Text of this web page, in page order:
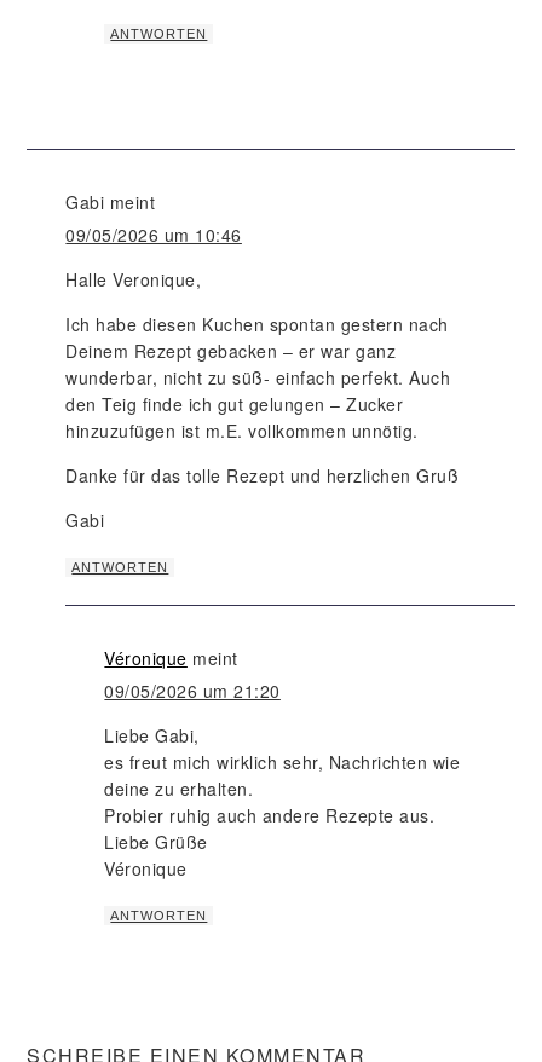
ANTWORTEN
Gabi meint
09/05/2026 um 10:46
Halle Veronique,
Ich habe diesen Kuchen spontan gestern nach
Deinem Rezept gebacken – er war ganz
wunderbar, nicht zu süß- einfach perfekt. Auch
den Teig finde ich gut gelungen – Zucker
hinzuzufügen ist m.E. vollkommen unnötig.
Danke für das tolle Rezept und herzlichen Gruß
Gabi
ANTWORTEN
Véronique meint
09/05/2026 um 21:20
Liebe Gabi,
es freut mich wirklich sehr, Nachrichten wie
deine zu erhalten.
Probier ruhig auch andere Rezepte aus.
Liebe Grüße
Véronique
ANTWORTEN
SCHREIBE EINEN KOMMENTAR